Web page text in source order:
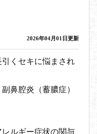
2026年04月01日更新
くセキに悩まされ
鼻腔炎（蓄膿症）
ルギー症状の関与